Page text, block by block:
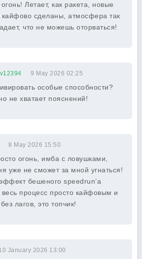
Летает, как ракета, новые
кайфово сделаны, атмосфера так
что не можешь оторваться!
9 May 2026 02:25
особые способности?
не хватает пояснений!
8 May 2026 15:50
огонь, имба с ловушками,
уже не сможет за мной угнаться!
бешеного speedrun’а
весь процесс просто кайфовым и
лагов, это топчик!
January 2026 13:00